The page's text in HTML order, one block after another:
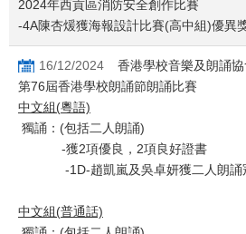
2024年西貢區消防安全創作比賽
-4A陳杏煖獲海報設計比賽(高中組)優異
16/12/2024
香港學校音樂及朗誦協
第76屆香港學校朗誦節朗誦比賽
中文組(粵語)
獨誦：(包括二人朗誦)
-獲2項優良，2項良好證書
-1D-趙凱嵐及吳卓妍獲二人朗誦
中文組(普通話)